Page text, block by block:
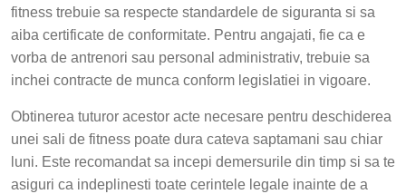
fitness trebuie sa respecte standardele de siguranta si sa
aiba certificate de conformitate. Pentru angajati, fie ca e
vorba de antrenori sau personal administrativ, trebuie sa
inchei contracte de munca conform legislatiei in vigoare.
Obtinerea tuturor acestor acte necesare pentru deschiderea
unei sali de fitness poate dura cateva saptamani sau chiar
luni. Este recomandat sa incepi demersurile din timp si sa te
asiguri ca indeplinesti toate cerintele legale inainte de a